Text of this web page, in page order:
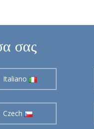
σας
Italiano
Czech